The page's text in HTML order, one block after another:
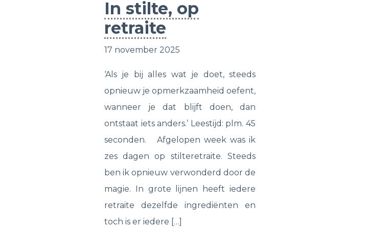
In stilte, op
retraite
17 november 2025
‘Als je bij alles wat je doet, steeds
opnieuw je opmerkzaamheid oefent,
wanneer je dat blijft doen, dan
ontstaat iets anders.’ Leestijd: plm. 45
seconden. Afgelopen week was ik
zes dagen op stilteretraite. Steeds
ben ik opnieuw verwonderd door de
magie. In grote lijnen heeft iedere
retraite dezelfde ingrediënten en
toch is er iedere […]